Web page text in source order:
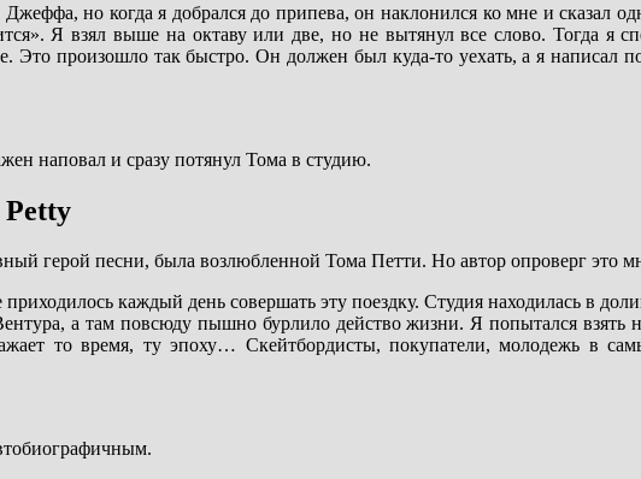
но когда я добрался до припева, он наклонился ко мне и сказал
Я взял выше на октаву или две, но не вытянул все слово. Тогда я
Это произошло так быстро. Он должен был куда-то уехать, а я написал
наповал и сразу потянул Тома в студию.
герой песни, была возлюбленной Тома Петти. Но автор опроверг это
каждый день совершать эту поездку. Студия находилась в
а там повсюду пышно бурлило действо жизни. Я попытался взять
то время, ту эпоху… Скейтбордисты, покупатели, молодежь в